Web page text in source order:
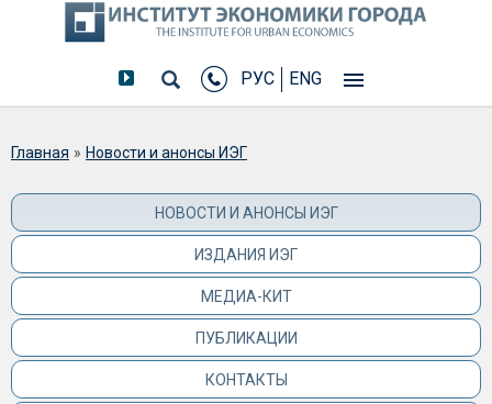
РУС ENG
Вы здесь
Главная » Новости и анонсы ИЭГ
НОВОСТИ И АНОНСЫ ИЭГ
ИЗДАНИЯ ИЭГ
МЕДИА-КИТ
ПУБЛИКАЦИИ
КОНТАКТЫ